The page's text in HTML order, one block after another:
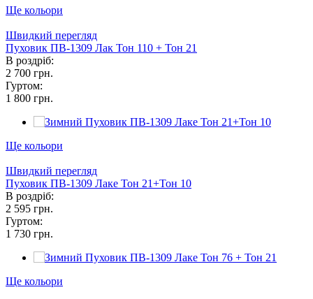
Ще кольори
Швидкий перегляд
Пуховик ПВ-1309 Лак Тон 110 + Тон 21
В роздріб:
2 700 грн.
Гуртом:
1 800 грн.
Ще кольори
Швидкий перегляд
Пуховик ПВ-1309 Лаке Тон 21+Тон 10
В роздріб:
2 595 грн.
Гуртом:
1 730 грн.
Ще кольори